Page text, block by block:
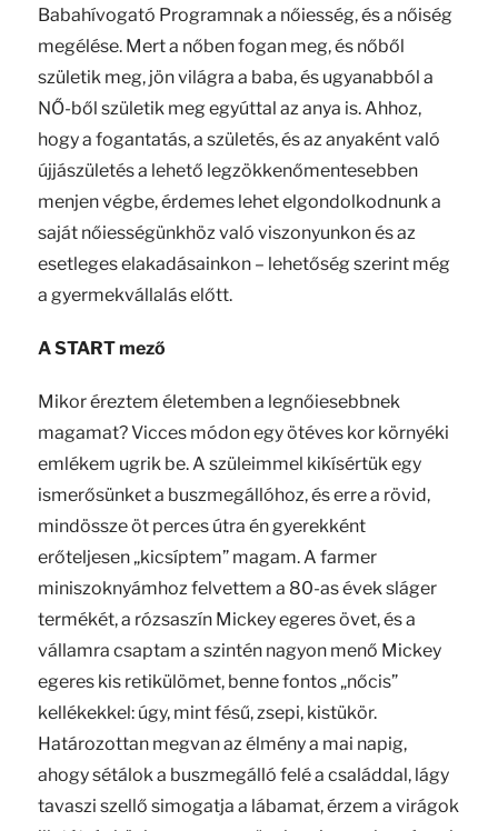
Babahívogató Programnak a nőiesség, és a nőiség
megélése. Mert a nőben fogan meg, és nőből
születik meg, jön világra a baba, és ugyanabból a
NŐ-ből születik meg egyúttal az anya is. Ahhoz,
hogy a fogantatás, a születés, és az anyaként való
újjászületés a lehető legzökkenőmentesebben
menjen végbe, érdemes lehet elgondolkodnunk a
saját nőiességünkhöz való viszonyunkon és az
esetleges elakadásainkon – lehetőség szerint még
a gyermekvállalás előtt.
A START mező
Mikor éreztem életemben a legnőiesebbnek
magamat? Vicces módon egy ötéves kor környéki
emlékem ugrik be. A szüleimmel kikísértük egy
ismerősünket a buszmegállóhoz, és erre a rövid,
mindössze öt perces útra én gyerekként
erőteljesen „kicsíptem” magam. A farmer
miniszoknyámhoz felvettem a 80-as évek sláger
termékét, a rózsaszín Mickey egeres övet, és a
vállamra csaptam a szintén nagyon menő Mickey
egeres kis retikülömet, benne fontos „nőcis”
kellékekkel: úgy, mint fésű, zsepi, kistükör.
Határozottan megvan az élmény a mai napig,
ahogy sétálok a buszmegálló felé a családdal, lágy
tavaszi szellő simogatja a lábamat, érzem a virágok